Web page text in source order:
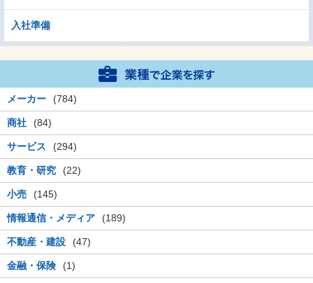
入社準備
メーカー (784)
商社 (84)
サービス (294)
教育・研究 (22)
小売 (145)
情報通信・メディア (189)
不動産・建設 (47)
金融・保険 (1)